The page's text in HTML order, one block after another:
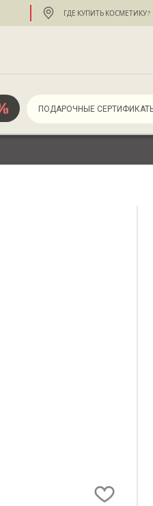
ГДЕ КУПИТЬ КОСМЕТИКУ?
ПОДАРОЧНЫЕ